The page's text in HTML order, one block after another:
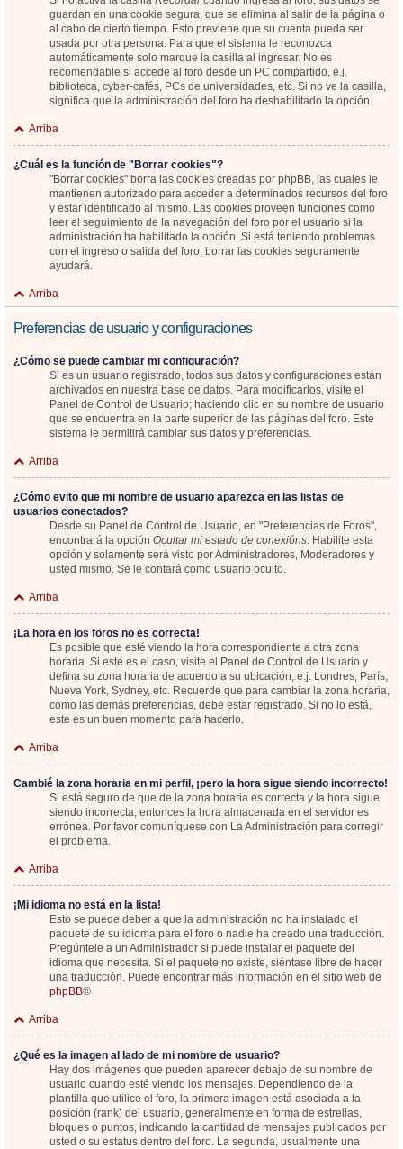
guardan en una cookie segura, que se elimina al salir de la página o
al cabo de cierto tiempo. Esto previene que su cuenta pueda ser
usada por otra persona. Para que el sistema le reconozca
automáticamente solo marque la casilla al ingresar. No es
recomendable si accede al foro desde un PC compartido, e.j.
biblioteca, cyber-cafés, PCs de universidades, etc. Si no ve la casilla,
significa que la administración del foro ha deshabilitado la opción.
Arriba
¿Cuál es la función de "Borrar cookies"?
"Borrar cookies" borra las cookies creadas por phpBB, las cuales le
mantienen autorizado para acceder a determinados recursos del foro
y estar identificado al mismo. Las cookies proveen funciones como
leer el seguimiento de la navegación del foro por el usuario si la
administración ha habilitado la opción. Si está teniendo problemas
con el ingreso o salida del foro, borrar las cookies seguramente
ayudará.
Arriba
Preferencias de usuario y configuraciones
¿Cómo se puede cambiar mi configuración?
Si es un usuario registrado, todos sus datos y configuraciones están
archivados en nuestra base de datos. Para modificarlos, visite el
Panel de Control de Usuario; haciendo clic en su nombre de usuario
que se encuentra en la parte superior de las páginas del foro. Este
sistema le permitirá cambiar sus datos y preferencias.
Arriba
¿Cómo evito que mi nombre de usuario aparezca en las listas de
usuarios conectados?
Desde su Panel de Control de Usuario, en "Preferencias de Foros",
encontrará la opción Ocultar mi estado de conexións. Habilite esta
opción y solamente será visto por Administradores, Moderadores y
usted mismo. Se le contará como usuario oculto.
Arriba
¡La hora en los foros no es correcta!
Es posible que esté viendo la hora correspondiente a otra zona
horaria. Si este es el caso, visite el Panel de Control de Usuario y
defina su zona horaria de acuerdo a su ubicación, e.j. Londres, París,
Nueva York, Sydney, etc. Recuerde que para cambiar la zona horaria,
como las demás preferencias, debe estar registrado. Si no lo está,
este es un buen momento para hacerlo.
Arriba
Cambié la zona horaria en mi perfil, ¡pero la hora sigue siendo incorrecto!
Si está seguro de que de la zona horaria es correcta y la hora sigue
siendo incorrecta, entonces la hora almacenada en el servidor es
errónea. Por favor comuníquese con La Administración para corregir
el problema.
Arriba
¡Mi idioma no está en la lista!
Esto se puede deber a que la administración no ha instalado el
paquete de su idioma para el foro o nadie ha creado una traducción.
Pregúntele a un Administrador si puede instalar el paquete del
idioma que necesita. Si el paquete no existe, siéntase libre de hacer
una traducción. Puede encontrar más información en el sitio web de
phpBB®
Arriba
¿Qué es la imagen al lado de mi nombre de usuario?
Hay dos imágenes que pueden aparecer debajo de su nombre de
usuario cuando esté viendo los mensajes. Dependiendo de la
plantilla que utilice el foro, la primera imagen está asociada a la
posición (rank) del usuario, generalmente en forma de estrellas,
bloques o puntos, indicando la cantidad de mensajes publicados por
usted o su estatus dentro del foro. La segunda, usualmente una